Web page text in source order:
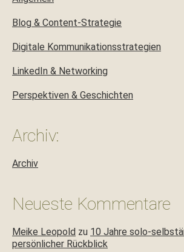
Blog & Content-Strategie
Digitale Kommunikationsstrategien
LinkedIn & Networking
Perspektiven & Geschichten
Archiv:
Archiv
Neueste Kommentare
Meike Leopold zu 10 Jahre solo-
persönlicher Rückblick